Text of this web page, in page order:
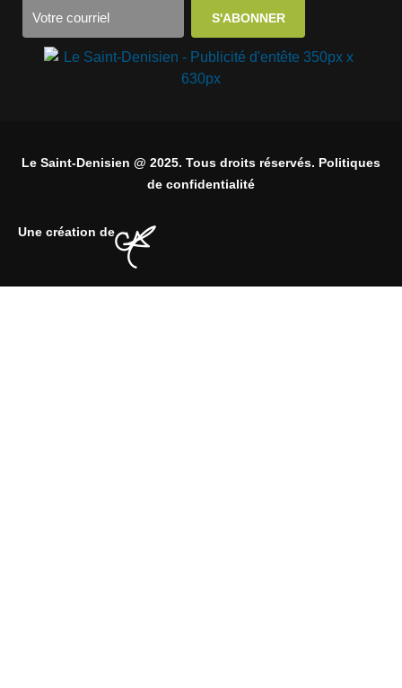
Le Saint-Denisien @ 2025. Tous droits réservés. Politiques
de confidentialité
Une création de